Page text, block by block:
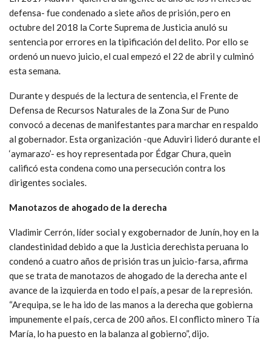
defensa- fue condenado a siete años de prisión, pero en
octubre del 2018 la Corte Suprema de Justicia anuló su
sentencia por errores en la tipificación del delito. Por ello se
ordenó un nuevo juicio, el cual empezó el 22 de abril y culminó
esta semana.
Durante y después de la lectura de sentencia, el Frente de
Defensa de Recursos Naturales de la Zona Sur de Puno
convocó a decenas de manifestantes para marchar en respaldo
al gobernador. Esta organización -que Aduviri lideró durante el
‘aymarazo’- es hoy representada por Édgar Chura, quein
calificó esta condena como una persecución contra los
dirigentes sociales.
Manotazos de ahogado de la derecha
Vladimir Cerrón, líder social y exgobernador de Junín, hoy en la
clandestinidad debido a que la Justicia derechista peruana lo
condenó a cuatro años de prisión tras un juicio-farsa, afirma
que se trata de manotazos de ahogado de la derecha ante el
avance de la izquierda en todo el país, a pesar de la represión.
“Arequipa, se le ha ido de las manos a la derecha que gobierna
impunemente el país, cerca de 200 años. El conflicto minero Tía
María, lo ha puesto en la balanza al gobierno”, dijo.